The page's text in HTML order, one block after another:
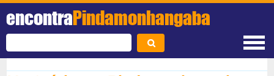
encontraPindamonhangaba